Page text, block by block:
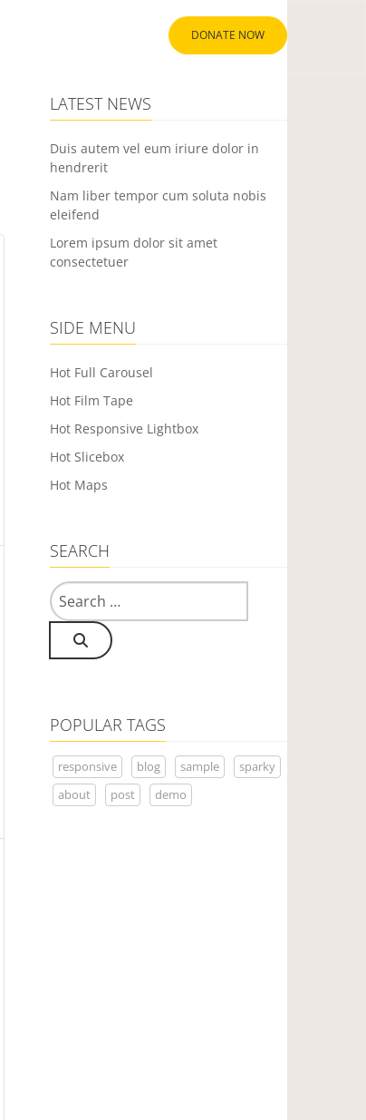
DONATE NOW
LATEST NEWS
Duis autem vel eum iriure dolor in
hendrerit
Nam liber tempor cum soluta nobis
eleifend
Lorem ipsum dolor sit amet
consectetuer
SIDE MENU
Hot Full Carousel
Hot Film Tape
Hot Responsive Lightbox
Hot Slicebox
Hot Maps
SEARCH
Search
POPULAR TAGS
responsive blog sample
sparky
about
post demo